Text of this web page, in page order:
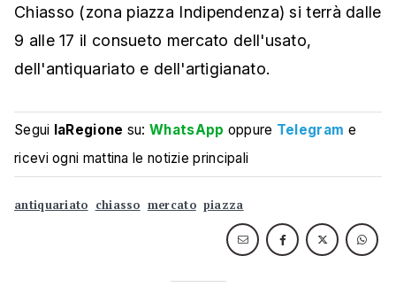
Chiasso (zona piazza Indipendenza) si terrà dalle
9 alle 17 il consueto mercato dell'usato,
dell'antiquariato e dell'artigianato.
Segui laRegione su:WhatsApp oppure Telegram e
ricevi ogni mattina le notizie principali
antiquariato chiasso mercato piazza